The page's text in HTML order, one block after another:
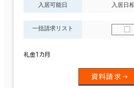
入居可能日 入居日
一括請求リスト
礼金１カ月
資料請求